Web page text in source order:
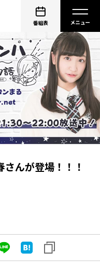
番組表
んが登場！！！